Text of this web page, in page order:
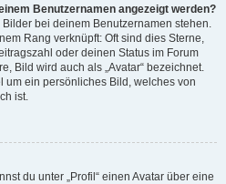
Benutzernamen angezeigt werden?
bei deinem Benutzernamen stehen.
Rang verknüpft: Oft sind dies Sterne,
oder deinen Status im Forum
Bild wird auch als „Avatar“ bezeichnet.
um ein persönliches Bild, welches von
ist.
du unter „Profil“ einen Avatar über eine